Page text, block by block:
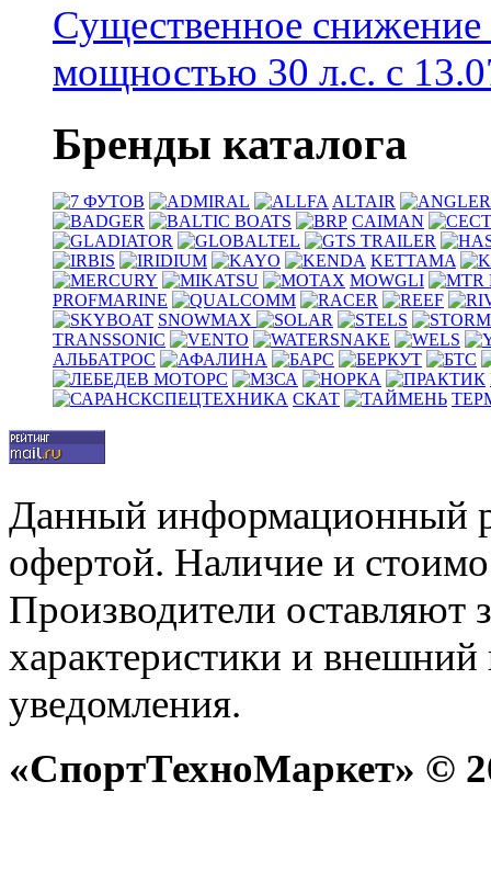
Существенное
мощностью 30 л.с. с
Бренды каталога
ALTAIR
CAIMAN
KETTAMA
MOWGLI
PROFMARINE
SNOWMAX
TRANSSONIC
АЛЬБАТРОС
СКАТ
Данный информационный
офертой. Наличие и
Производители оставляют
характеристики и внешний
уведомления.
«СпортТехноМаркет» ©